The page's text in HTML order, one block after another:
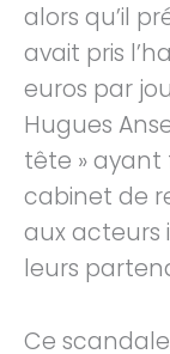
alors qu’il
avait pris
euros par
Hugues
tête » ayant
cabinet de
aux acteurs
leurs
Ce